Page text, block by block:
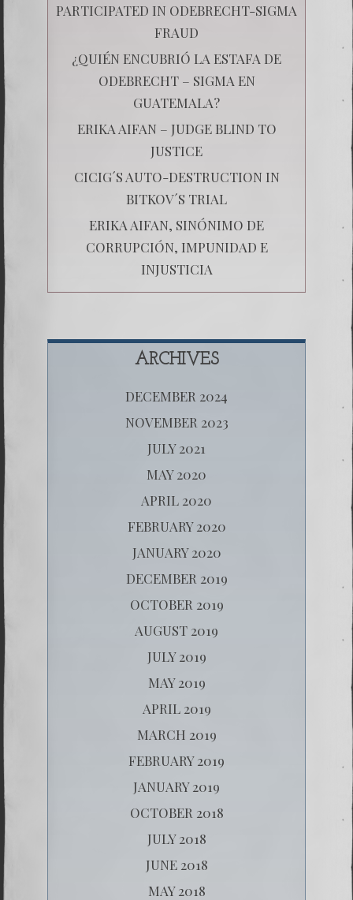
PARTICIPATED IN ODEBRECHT-SIGMA
FRAUD
¿QUIÉN ENCUBRIÓ LA ESTAFA DE
ODEBRECHT – SIGMA EN
GUATEMALA?
ERIKA AIFAN – JUDGE BLIND TO
JUSTICE
CICIG´S AUTO-DESTRUCTION IN
BITKOV´S TRIAL
ERIKA AIFAN, SINÓNIMO DE
CORRUPCIÓN, IMPUNIDAD E
INJUSTICIA
ARCHIVES
DECEMBER 2024
NOVEMBER 2023
JULY 2021
MAY 2020
APRIL 2020
FEBRUARY 2020
JANUARY 2020
DECEMBER 2019
OCTOBER 2019
AUGUST 2019
JULY 2019
MAY 2019
APRIL 2019
MARCH 2019
FEBRUARY 2019
JANUARY 2019
OCTOBER 2018
JULY 2018
JUNE 2018
MAY 2018